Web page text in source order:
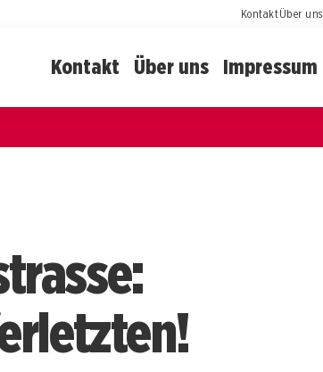
KontaktÜber uns
Kontakt Über uns Impressum